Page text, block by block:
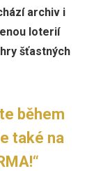
archiv i
loterií
šťastných
během
také na